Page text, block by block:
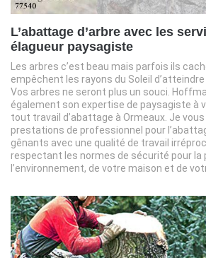
L’abattage d’arbre avec les
élagueur paysagiste
Les arbres c’est beau mais parfois ils
empêchent les rayons du Soleil
Vos arbres ne seront plus un souci.
également son expertise de paysagiste à
tout travail d’abattage à Ormeaux. Je
prestations de professionnel pour
gênants avec une qualité de travail
respectant les normes de sécurité pour la
l’environnement, de votre maison et de